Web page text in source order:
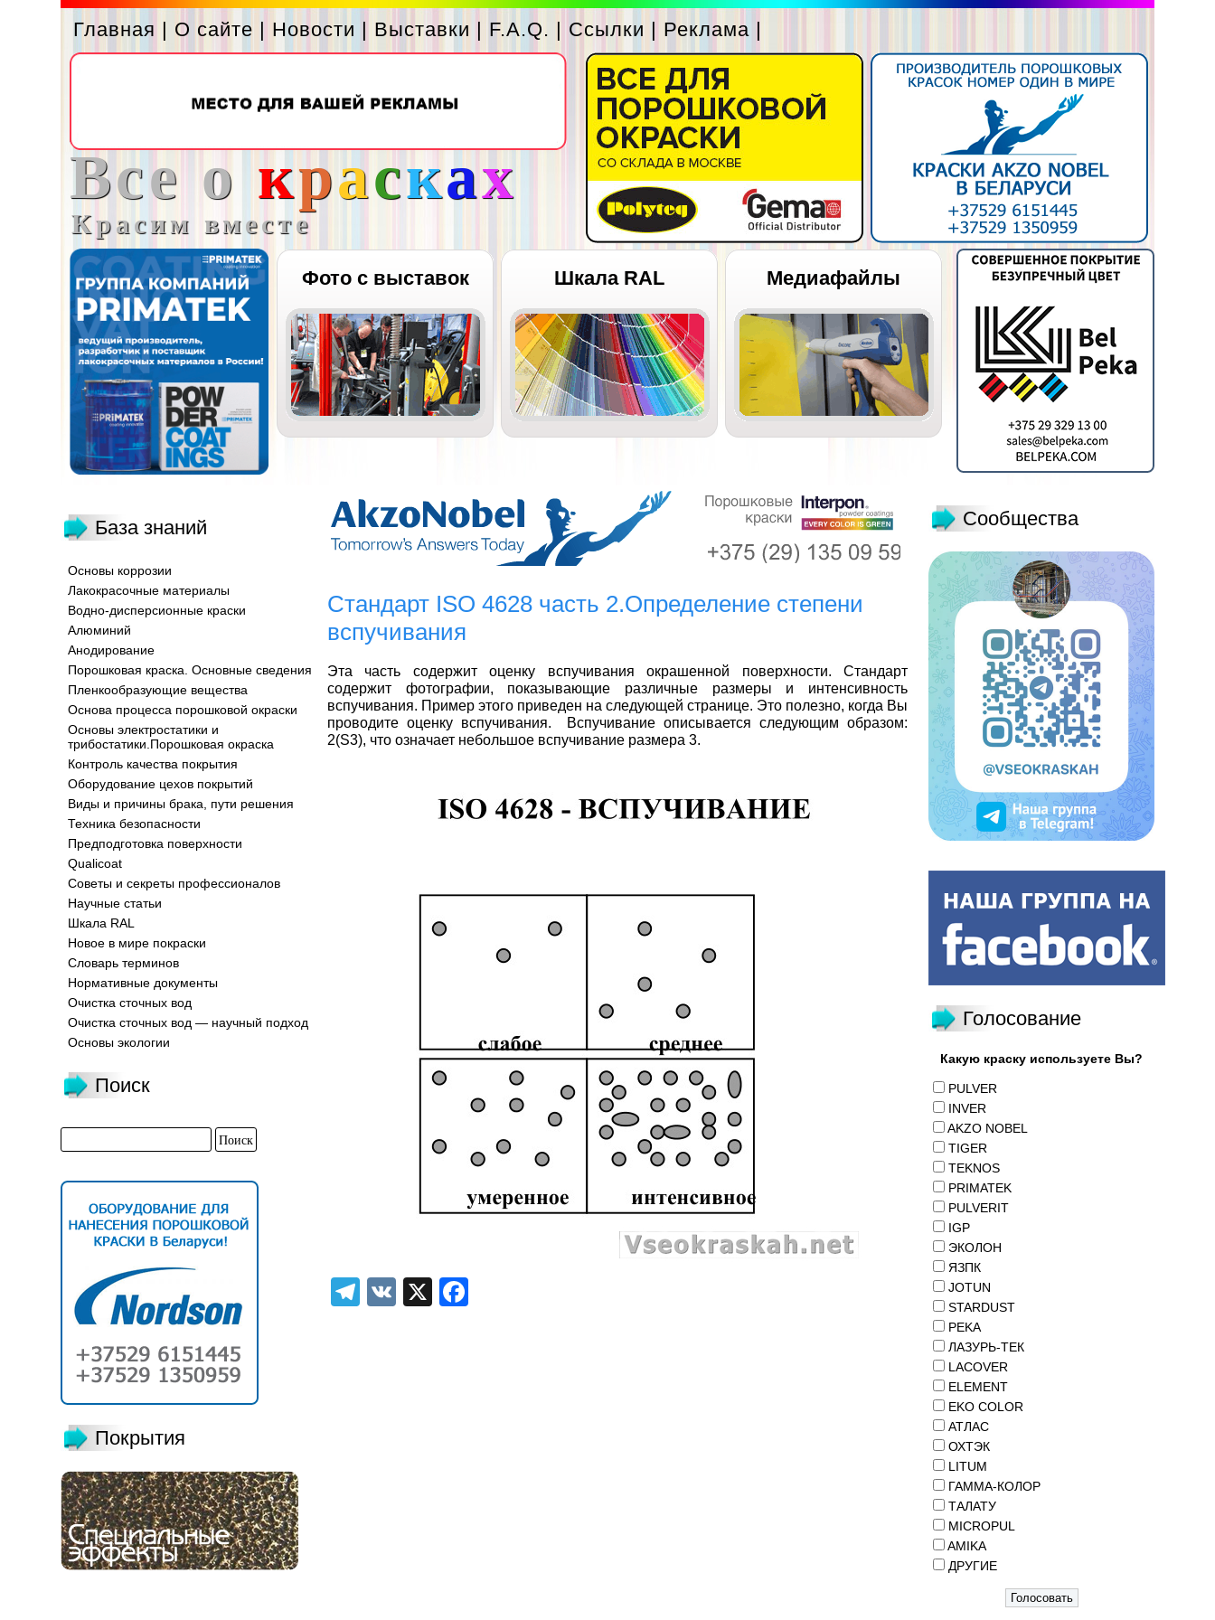
Главная | О сайте | Новости | Выставки | F.A.Q. | Ссылки | Реклама |
Все о красках
Красим вместе
Фото с выставок Шкала RAL Медиафайлы
База знаний
Основы коррозии
Лакокрасочные материалы
Водно-дисперсионные краски
Алюминий
Анодирование
Порошковая краска. Основные сведения
Пленкообразующие вещества
Основа процесса порошковой окраски
Основы электростатики и
трибостатики.Порошковая окраска
Контроль качества покрытия
Оборудование цехов покрытий
Виды и причины брака, пути решения
Техника безопасности
Предподготовка поверхности
Qualicoat
Советы и секреты профессионалов
Научные статьи
Шкала RAL
Новое в мире покраски
Словарь терминов
Нормативные документы
Очистка сточных вод
Очистка сточных вод — научный подход
Основы экологии
Поиск
Покрытия
Стандарт ISO 4628 часть 2.Определение степени
вспучивания
Эта часть содержит оценку вспучивания окрашенной поверхности. Стандарт
содержит фотографии, показывающие различные размеры и интенсивность
вспучивания. Пример этого приведен на следующей странице. Это полезно, когда Вы
проводите оценку вспучивания. Вспучивание описывается следующим образом:
2(S3), что означает небольшое вспучивание размера 3.
Telegram
VK X
Сообщества
Голосование
Какую краску используете Вы?
PULVER
INVER
AKZO NOBEL
TIGER
TEKNOS
PRIMATEK
PULVERIT
IGP
ЭКОЛОН
ЯЗПК
JOTUN
STARDUST
PEKA
ЛАЗУРЬ-ТЕК
LACOVER
ELEMENT
EKO COLOR
АТЛАС
ОХТЭК
LITUM
ГАММА-КОЛОР
ТАЛАТУ
MICROPUL
AMIKA
ДРУГИЕ